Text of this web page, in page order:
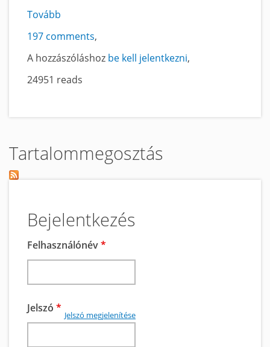
Tovább
Alakformáló
című
tartalomra
197 comments
A hozzászóláshoz be kell jelentkezni
24951 reads
Tartalommegosztás
Bejelentkezés
Felhasználónév*
Jelszó *
Jelszó megjelenítése